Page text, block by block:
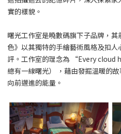
實的樣貌。
曙光工作室是曉數碼旗下子品牌，
色》以其獨特的手繪藝術風格及扣
評。工作室的理念為 “Every cloud
總有一線曙光） ，藉由發掘溫暖的
向前邁進的能量。